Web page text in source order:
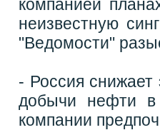
компанией
неизвестную
"Ведомости"
- Россия
добычи нефти в
компании